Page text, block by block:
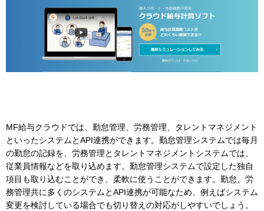
MF給与クラウドでは、勤怠管理、労務管理、タレントマネジメント
といったシステムとAPI連携ができます。勤怠管理システムでは毎月
の勤怠の記録を、労務管理とタレントマネジメントシステムでは、
従業員情報などを取り込めます。勤怠管理システムで設定した独自
項目も取り込むことができ、柔軟に使うことができます。勤怠、労
務管理共に多くのシステムとAPI連携が可能なため、例えばシステム
変更を検討している場合でも切り替えの対応がしやすいでしょう。